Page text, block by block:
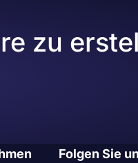
zu
Folgen Sie